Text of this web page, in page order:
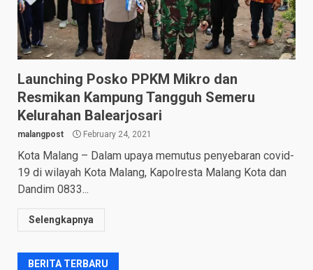
Launching Posko PPKM Mikro dan
Resmikan Kampung Tangguh Semeru
Kelurahan Balearjosari
malangpost February 24, 2021
Kota Malang – Dalam upaya memutus penyebaran covid-
19 di wilayah Kota Malang, Kapolresta Malang Kota dan
Dandim 0833...
Selengkapnya
BERITA TERBARU